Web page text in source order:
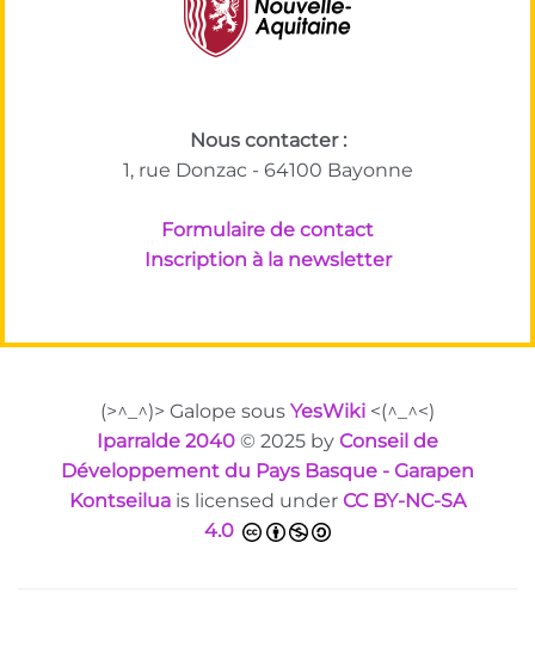
Nous contacter :
1, rue Donzac - 64100 Bayonne
Formulaire de contact
Inscription à la newsletter
(>^_^)> Galope sous YesWiki <(^_^<)
Iparralde 2040 © 2025 by Conseil de
Développement du Pays Basque - Garapen
Kontseilua is licensed under CC BY-NC-SA
4.0